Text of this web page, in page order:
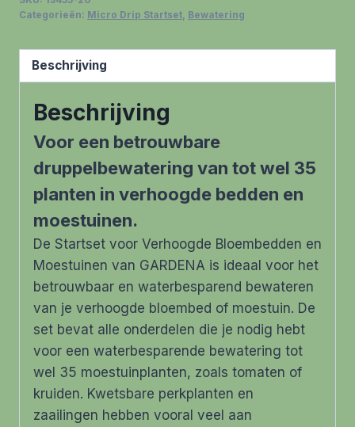
aantal
Categorieën: Micro Drip Startset, Bewatering
Beschrijving
Beschrijving
Voor een betrouwbare
druppelbewatering van tot wel 35
planten in verhoogde bedden en
moestuinen.
De Startset voor Verhoogde Bloembedden en
Moestuinen van GARDENA is ideaal voor het
betrouwbaar en waterbesparend bewateren
van je verhoogde bloembed of moestuin. De
set bevat alle onderdelen die je nodig hebt
voor een waterbesparende bewatering tot
wel 35 moestuinplanten, zoals tomaten of
kruiden. Kwetsbare perkplanten en
zaailingen hebben vooral veel aan